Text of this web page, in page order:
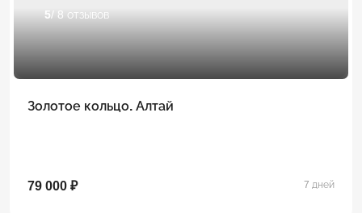
5/ 8 отзывов
Золотое кольцо. Алтай
79 000 ₽ 7 дней